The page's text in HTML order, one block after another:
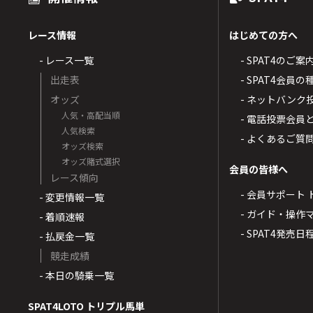
レース情報
- レース一覧
出走表
オッズ
人気・高配当順
人気検索
オッズ検索
オッズ賭式選択
レース傾向
- 変更情報一覧
- 着順速報
- 払戻金一覧
競走成績
- 本日の騎乗一覧
SPAT4LOTO トリプル馬単
はじめての方へ
- SPAT4のご案
- SPAT4会員の
- ネットバンク
- 電話投票会員
- よくあるご質
会員の皆様へ
- 会員サポート
- ガイド・操作
- SPAT4発売日